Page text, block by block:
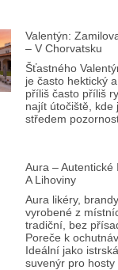
Valentýn:
– V Chorvatsku
Šťastného
je často hektický
příliš často příliš
najít útočiště, kde
středem
Aura – Autentické
A Lihoviny
Aura likéry,
vyrobené z
tradiční, bez
Poreče k
Ideální jako
suvenýr pro hosty